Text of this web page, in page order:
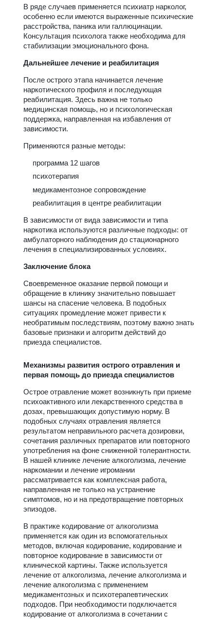
В ряде случаев применяется психиатр нарколог,
особенно если имеются выраженные психические
расстройства, паника или галлюцинации.
Консультация психолога также необходима для
стабилизации эмоционального фона.
Дальнейшее лечение и реабилитация
После острого этапа начинается лечение
наркотического профиля и последующая
реабилитация. Здесь важна не только
медицинская помощь, но и психологическая
поддержка, направленная на избавления от
зависимости.
Применяются разные методы:
программа 12 шагов
психотерапия
медикаментозное сопровождение
реабилитация в центре реабилитации
В зависимости от вида зависимости и типа
наркотика используются различные подходы: от
амбулаторного наблюдения до стационарного
лечения в специализированных условиях.
Заключение блока
Своевременное оказание первой помощи и
обращение в клинику значительно повышает
шансы на спасение человека. В подобных
ситуациях промедление может привести к
необратимым последствиям, поэтому важно знать
базовые признаки и алгоритм действий до
приезда специалистов.
Механизмы развития острого отравления и
первая помощь до приезда специалистов
Острое отравление может возникнуть при приеме
психоактивного или лекарственного средства в
дозах, превышающих допустимую норму. В
подобных случаях отравления является
результатом неправильного расчета дозировки,
сочетания различных препаратов или повторного
употребления на фоне сниженной толерантности.
В нашей клинике лечение алкоголизма, лечение
наркомании и лечение игромании
рассматривается как комплексная работа,
направленная не только на устранение
симптомов, но и на предотвращение повторных
эпизодов.
В практике кодирование от алкоголизма
применяется как один из вспомогательных
методов, включая кодирование, кодирование и
повторное кодирование в зависимости от
клинической картины. Также используется
лечение от алкоголизма, лечение алкоголизма и
лечение алкоголизма с применением
медикаментозных и психотерапевтических
подходов. При необходимости подключается
кодирование от алкоголизма в сочетании с